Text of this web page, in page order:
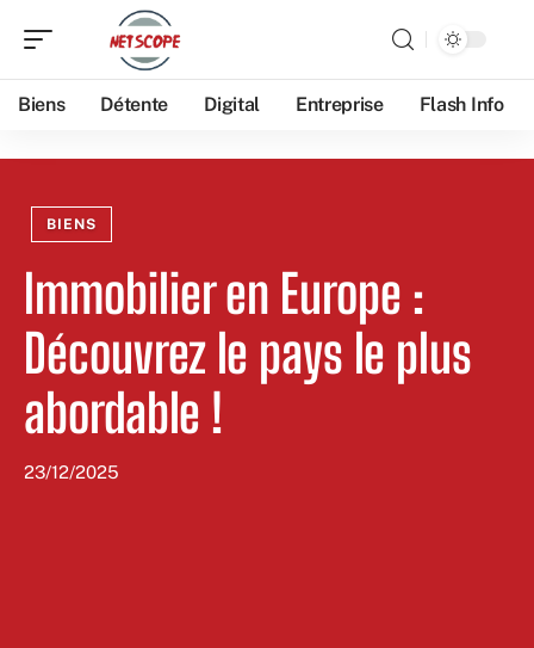
Biens Détente Digital Entreprise Flash Info
BIENS
Immobilier en Europe :
Découvrez le pays le plus
abordable !
23/12/2025